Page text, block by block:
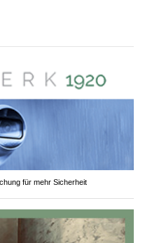
für mehr Sicherheit